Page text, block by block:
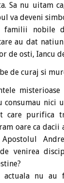
Sa nu uitam
va deveni
familii nobile
au dat
de osti, Iancu
de curaj si
nici
care purifica
oare ca dacii
venirea
actuala nu au